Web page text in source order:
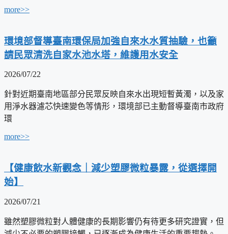
more>>
環境部督導臺南環保局加強自來水水質抽驗，也籲
請民眾清洗自家水池水塔，維護用水安全
2026/07/22
針對近期臺南地區部分民眾反映自來水出現短暫黃濁，以及家
用淨水器濾芯快速變色等情形，環境部已主動督導臺南市政府
環
more>>
【健康飲水新觀念｜減少塑膠微粒暴露，從選擇開
始】
2026/07/21
雖然塑膠微粒對人體健康的長期影響仍有待更多研究證實，但